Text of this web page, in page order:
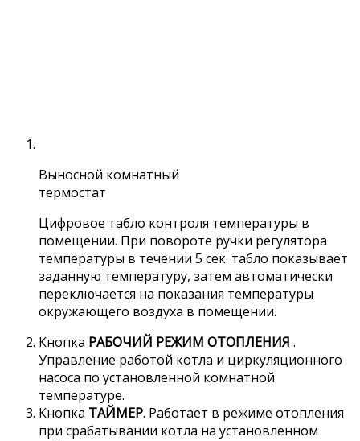
Выносной комнатный
термостат
Цифровое табло контроля температуры в
помещении. При повороте ручки регулятора
температуры в течении 5 сек. табло показывает
заданную температуру, затем автоматически
переключается на показания температуры
окружающего воздуха в помещении.
Кнопка РАБОЧИЙ РЕЖИМ ОТОПЛЕНИЯ .
Управление работой котла и циркуляционного
насоса по установленной комнатной
температуре.
Кнопка ТАЙМЕР. Работает в режиме отопления
при срабатывании котла на установленном